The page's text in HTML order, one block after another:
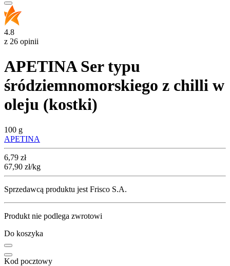
4.8
z 26 opinii
APETINA Ser typu
śródziemnomorskiego z chilli w
oleju (kostki)
100 g
APETINA
Cena
6,79 zł
67,90 zł/kg
Sprzedawcą produktu jest Frisco S.A.
Produkt nie podlega zwrotowi
Do koszyka
Kod pocztowy